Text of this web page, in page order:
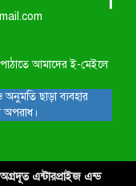
আমাদের ই-মেইলে
ছাড়া ব্যবহার
অপরাধ।
এন্টারপ্রাইজ এন্ড